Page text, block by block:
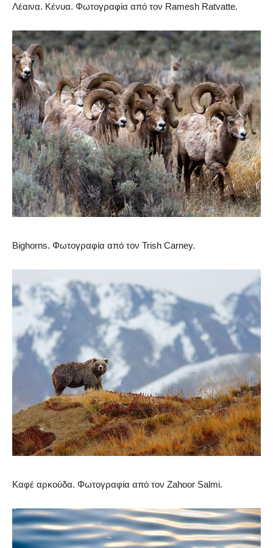
Λέαινα. Κένυα. Φωτογραφία από τον Ramesh Ratvatte.
Bighorns. Φωτογραφία από τον Trish Carney.
Καφέ αρκούδα. Φωτογραφία από τον Zahoor Salmi.